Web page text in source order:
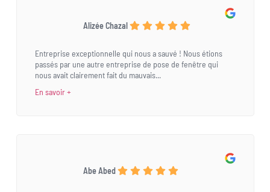
Alizée Chazal
Entreprise exceptionnelle qui nous a sauvé ! Nous étions
passés par une autre entreprise de pose de fenêtre qui
nous avait clairement fait du mauvais...
En savoir +
Abe Abed